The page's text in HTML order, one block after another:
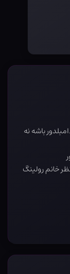
باشه نه
خانم رولینگ